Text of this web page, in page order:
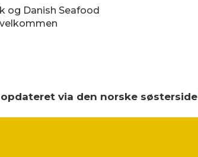
og Danish Seafood
via den norske søsterside